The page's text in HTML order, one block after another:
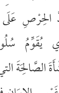
عَلَى
يُقَوِّمُ
الصَّالِحَةَ